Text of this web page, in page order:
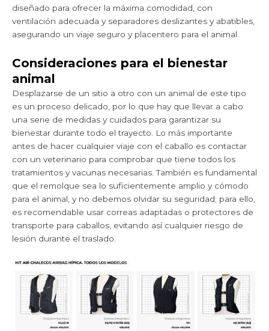
diseñado para ofrecer la máxima comodidad, con
ventilación adecuada y separadores deslizantes y abatibles,
asegurando un viaje seguro y placentero para el animal.
Consideraciones para el bienestar
animal
Desplazarse de un sitio a otro con un animal de este tipo
es un proceso delicado, por lo que hay que llevar a cabo
una serie de medidas y cuidados para garantizar su
bienestar durante todo el trayecto. Lo más importante
antes de hacer cualquier viaje con el caballo es contactar
con un veterinario para comprobar que tiene todos los
tratamientos y vacunas necesarias. También es fundamental
que el remolque sea lo suficientemente amplio y cómodo
para el animal, y no debemos olvidar su seguridad; para ello,
es recomendable usar correas adaptadas o protectores de
transporte para caballos, evitando así cualquier riesgo de
lesión durante el traslado.